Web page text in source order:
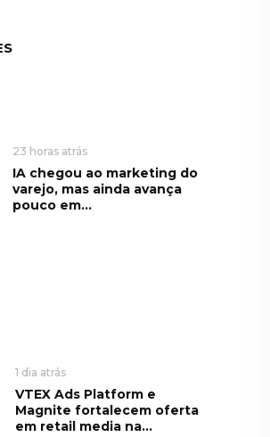
23 horas atrás
IA chegou ao marketing do
varejo, mas ainda avança
pouco em...
1 dia atrás
VTEX Ads Platform e
Magnite fortalecem oferta
em retail media na...